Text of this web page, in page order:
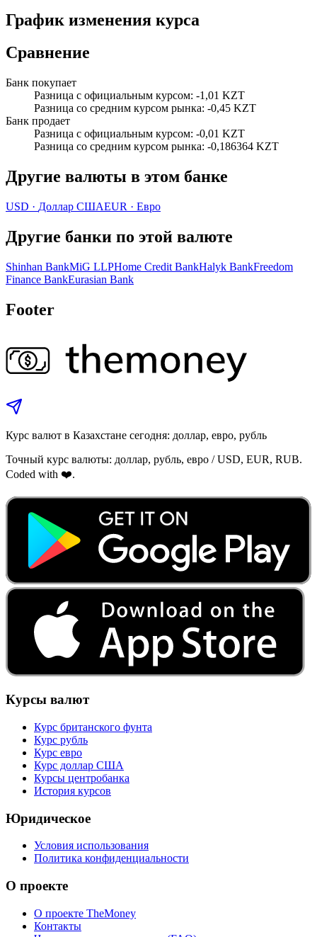
График изменения курса
Сравнение
Банк покупает
Разница с официальным курсом: -1,01 KZT
Разница со средним курсом рынка: -0,45 KZT
Банк продает
Разница с официальным курсом: -0,01 KZT
Разница со средним курсом рынка: -0,186364 KZT
Другие валюты в этом банке
USD · Доллар СШАEUR · Евро
Другие банки по этой валюте
Shinhan BankMiG LLPHome Credit BankHalyk BankFreedom
Finance BankEurasian Bank
Footer
Курс валют в Казахстане сегодня: доллар, евро, рубль
Точный курс валюты: доллар, рубль, евро / USD, EUR, RUB.
Coded with ❤️.
Курсы валют
Курс британского фунта
Курс рубль
Курс евро
Курс доллар США
Курсы центробанка
История курсов
Юридическое
Условия использования
Политика конфиденциальности
О проекте
О проекте TheMoney
Контакты